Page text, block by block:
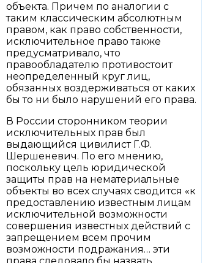
объекта. Причем по аналогии с
таким классическим абсолютным
правом, как право собственности,
исключительное право также
предусматривало, что
правообладателю противостоит
неопределенный круг лиц,
обязанных воздерживаться от каких
бы то ни было нарушений его права.
В России сторонником теории
исключительных прав был
выдающийся цивилист Г.Ф.
Шершеневич. По его мнению,
поскольку цель юридической
защиты прав на нематериальные
объекты во всех случаях сводится «к
предоставлению известным лицам
исключительной возможности
совершения известных действий с
запрещением всем прочим
возможности подражания… эти